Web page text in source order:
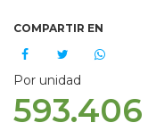
COMPARTIR EN
Por unidad
593.406